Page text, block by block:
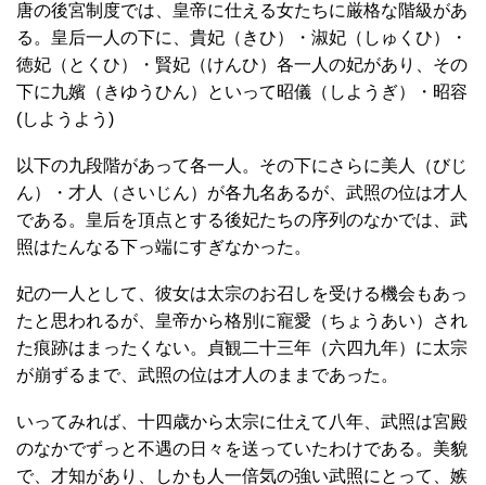
唐の後宮制度では、皇帝に仕える女たちに厳格な階級があ
る。皇后一人の下に、貴妃（きひ）・淑妃（しゅくひ）・
徳妃（とくひ）・賢妃（けんひ）各一人の妃があり、その
下に九嬪（きゆうひん）といって昭儀（しようぎ）・昭容
(しようよう)
以下の九段階があって各一人。その下にさらに美人（びじ
ん）・才人（さいじん）が各九名あるが、武照の位は才人
である。皇后を頂点とする後妃たちの序列のなかでは、武
照はたんなる下っ端にすぎなかった。
妃の一人として、彼女は太宗のお召しを受ける機会もあっ
たと思われるが、皇帝から格別に寵愛（ちょうあい）され
た痕跡はまったくない。貞観二十三年（六四九年）に太宗
が崩ずるまで、武照の位は才人のままであった。
いってみれば、十四歳から太宗に仕えて八年、武照は宮殿
のなかでずっと不遇の日々を送っていたわけである。美貌
で、才知があり、しかも人一倍気の強い武照にとって、嫉